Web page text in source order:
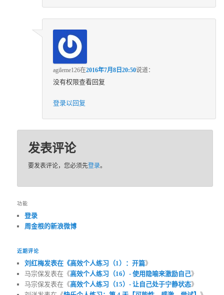
agileme126在2016年7月8日20:50说道：
没有权限查看回复
登录以回复
发表评论
要发表评论，您必须先登录。
功能
登录
周金根的新浪微博
近期评论
刘红梅发表在《高效个人练习（1）：开篇》
马宗保发表在《高效个人练习（16）- 使用隐喻来激励自己》
马宗保发表在《高效个人练习（15）- 让自己处于宁静状态》